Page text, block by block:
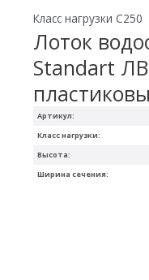
Артикул:
Ширина сечения:
Высота:
Класс нагрузки:
Класс нагрузки C250
Лоток
Standart